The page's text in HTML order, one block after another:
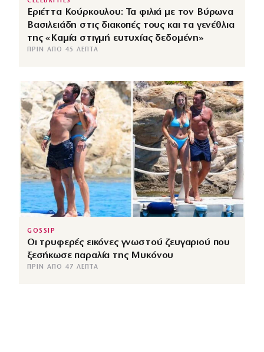
Εριέττα Κούρκουλου: Τα φιλιά με τον Βύρωνα
Βασιλειάδη στις διακοπές τους και τα γενέθλια
της «Καμία στιγμή ευτυχίας δεδομένη»
ΠΡΙΝ ΑΠΌ 45 ΛΕΠΤΆ
GOSSIP
Οι τρυφερές εικόνες γνωστού ζευγαριού που
ξεσήκωσε παραλία της Μυκόνου
ΠΡΙΝ ΑΠΌ 47 ΛΕΠΤΆ